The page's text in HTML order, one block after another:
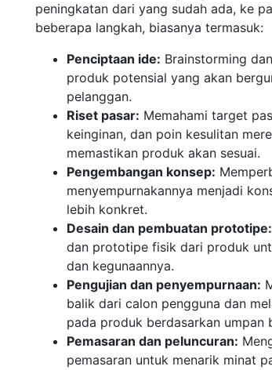
peningkatan dari yang sudah ada, ke
beberapa langkah, biasanya termasuk:
Penciptaan ide: Brainstorming
produk potensial yang akan
pelanggan.
Riset pasar: Memahami target
keinginan, dan poin kesulitan
memastikan produk akan sesuai.
Pengembangan konsep:
menyempurnakannya menjadi
lebih konkret.
Desain dan pembuatan prototipe:
dan prototipe fisik dari produk
dan kegunaannya.
Pengujian dan penyempurnaan:
balik dari calon pengguna dan
pada produk berdasarkan umpan
Pemasaran dan peluncuran:
pemasaran untuk menarik minat